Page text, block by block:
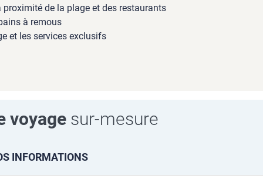
de la plage et des restaurants
à remous
et les services exclusifs
voyage sur-mesure
INFORMATIONS